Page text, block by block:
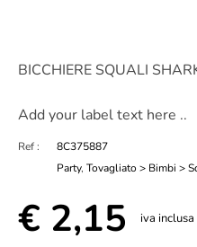
BICCHIERE SQUALI
Add your label text here ..
Ref :
8C375887
Party, Tovagliato > Bimbi >
€ 2,15 iva inclusa